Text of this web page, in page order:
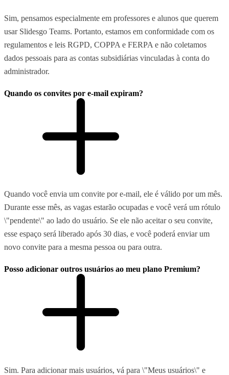
Sim, pensamos especialmente em professores e alunos que querem
usar Slidesgo Teams. Portanto, estamos em conformidade com os
regulamentos e leis RGPD, COPPA e FERPA e não coletamos
dados pessoais para as contas subsidiárias vinculadas à conta do
administrador.
Quando os convites por e-mail expiram?
Quando você envia um convite por e-mail, ele é válido por um mês.
Durante esse mês, as vagas estarão ocupadas e você verá um rótulo
\"pendente\" ao lado do usuário. Se ele não aceitar o seu convite,
esse espaço será liberado após 30 dias, e você poderá enviar um
novo convite para a mesma pessoa ou para outra.
Posso adicionar outros usuários ao meu plano Premium?
Sim. Para adicionar mais usuários, vá para \"Meus usuários\" e